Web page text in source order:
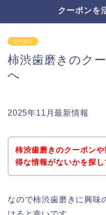
クーポンを
クーポン
柿渋歯磨きのク
へ
2025年11月最新情報
柿渋歯磨きのクーポン
得な情報がないかを探
なので柿渋歯磨きに興味